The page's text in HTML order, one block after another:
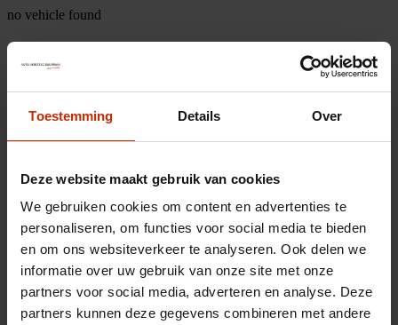
Toestemming Details Over
Deze website maakt gebruik van cookies
We gebruiken cookies om content en advertenties te
personaliseren, om functies voor social media te bieden
en om ons websiteverkeer te analyseren. Ook delen we
informatie over uw gebruik van onze site met onze
partners voor social media, adverteren en analyse. Deze
partners kunnen deze gegevens combineren met andere
no vehicle found